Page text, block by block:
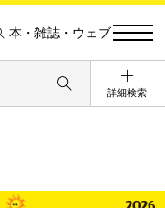
本・雑誌・ウェブ
詳細検索